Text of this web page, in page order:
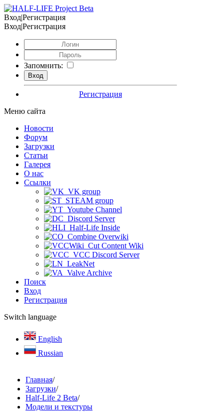
Вход|Регистрация
Вход|Регистрация
Запомнить:
Регистрация
Меню сайта
Новости
Форум
Загрузки
Статьи
Галерея
О нас
Ссылки
VK group
STEAM group
Youtube Channel
Discord Server
Half-Life Inside
Combine Overwiki
Cut Content Wiki
VCC Discord Server
LeakNet
Valve Archive
Поиск
Вход
Регистрация
Switch language
English
Russian
Главная/
Загрузки/
Half-Life 2 Beta/
Модели и текстуры